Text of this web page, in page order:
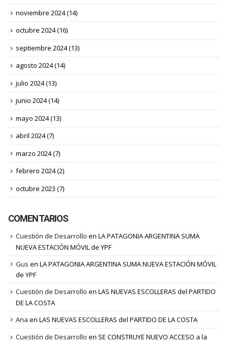
noviembre 2024(14)
octubre 2024(16)
septiembre 2024(13)
agosto 2024(14)
julio 2024(13)
junio 2024(14)
mayo 2024(13)
abril 2024(7)
marzo 2024(7)
febrero 2024(2)
octubre 2023 (7)
COMENTARIOS
Cuestión de Desarrollo en LA PATAGONIA ARGENTINA SUMA
NUEVA ESTACIÓN MÓVIL de YPF
Gus en LA PATAGONIA ARGENTINA SUMA NUEVA ESTACIÓN MÓVIL
de YPF
Cuestión de Desarrollo en LAS NUEVAS ESCOLLERAS del PARTIDO
DE LA COSTA
Ana en LAS NUEVAS ESCOLLERAS del PARTIDO DE LA COSTA
Cuestión de Desarrollo en SE CONSTRUYE NUEVO ACCESO a la